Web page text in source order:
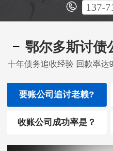
137-
鄂尔多斯讨债
十年债务追收经验 回款率达
要账公司追讨老赖?
收账公司成功率是？